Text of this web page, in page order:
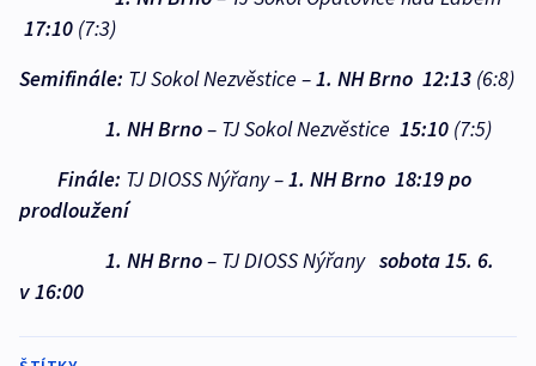
17:10 (7:3)
Semifinále: TJ Sokol Nezvěstice –1. NH Brno 12:13 (6:8)
1. NH Brno– TJ Sokol Nezvěstice 15:10 (7:5)
Finále: TJ DIOSS Nýřany –1. NH Brno 18:19 po
prodloužení
1. NH Brno– TJ DIOSS Nýřanysobota 15. 6.
v 16:00